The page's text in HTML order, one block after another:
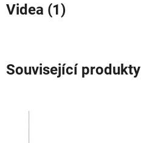
Videa (1)
Související produkty